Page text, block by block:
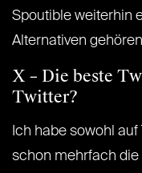
Spoutible weiterhin
Alternativen
X – Die beste
Twitter?
Ich habe sowohl
schon mehrfach